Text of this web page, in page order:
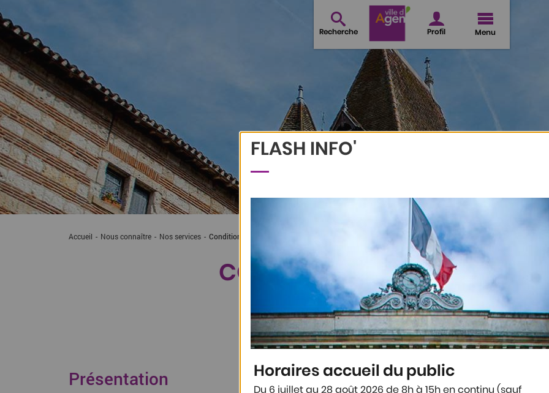
Recherche Profil Menu
Accueil Nous connaître Nos services Conditions et Temps de travail
CONDITIONS ET TEMPS DE
Présentation
FLASH INFO'
Horaires accueil du public
Du 6 juillet au 28 août 2026 de 8h à 15h en continu (sauf